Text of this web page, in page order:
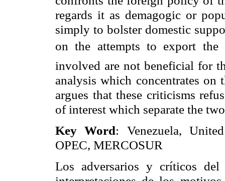
regards it as demagogic or
simply to bolster domestic
on the attempts to export
involved are not beneficial for
analysis which concentrates on
argues that these criticisms
of interest which separate the
Key Word: Venezuela,
OPEC, MERCOSUR
Los adversarios y críticos del